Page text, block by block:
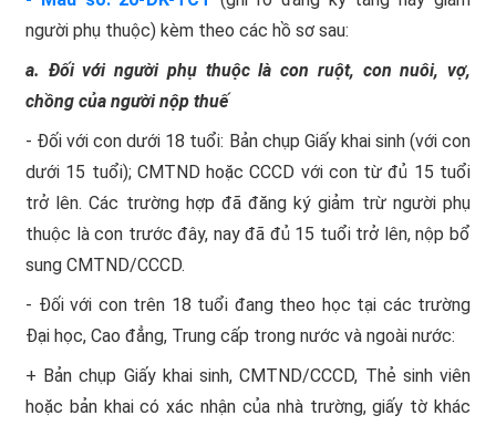
người phụ thuộc) kèm theo các hồ sơ sau:
a. Đối với người phụ thuộc là con ruột, con nuôi, vợ,
chồng của người nộp thuế
- Đối với con dưới 18 tuổi: Bản chụp Giấy khai sinh (với con
dưới 15 tuổi); CMTND hoặc CCCD với con từ đủ 15 tuổi
trở lên. Các trường hợp đã đăng ký giảm trừ người phụ
thuộc là con trước đây, nay đã đủ 15 tuổi trở lên, nộp bổ
sung CMTND/CCCD.
- Đối với con trên 18 tuổi đang theo học tại các trường
Đại học, Cao đẳng, Trung cấp trong nước và ngoài nước:
+ Bản chụp Giấy khai sinh, CMTND/CCCD, Thẻ sinh viên
hoặc bản khai có xác nhận của nhà trường, giấy tờ khác